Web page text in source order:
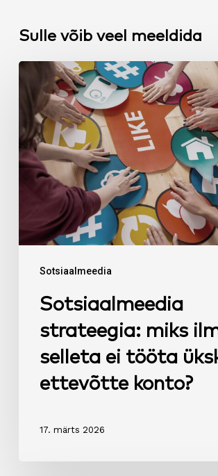
Sulle võib veel meeldida
Sotsiaalmeedia
Sotsiaalmeedia
strateegia:
miks
ilma
selleta
ei
ükski
ettevõtte
konto?
Sotsiaalmeedia
strateegia: miks
selleta ei tööta
ettevõtte konto?
17. märts 2026